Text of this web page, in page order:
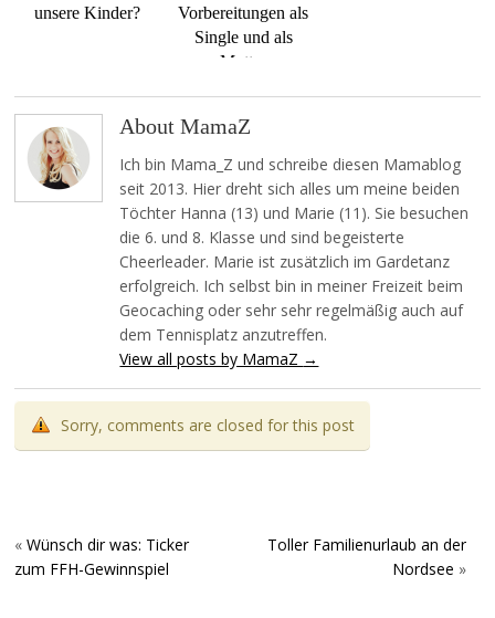
unsere Kinder?
Vorbereitungen als
Single und als
Mutter
About MamaZ
Ich bin Mama_Z und schreibe diesen Mamablog
seit 2013. Hier dreht sich alles um meine beiden
Töchter Hanna (13) und Marie (11). Sie besuchen
die 6. und 8. Klasse und sind begeisterte
Cheerleader. Marie ist zusätzlich im Gardetanz
erfolgreich. Ich selbst bin in meiner Freizeit beim
Geocaching oder sehr sehr regelmäßig auch auf
dem Tennisplatz anzutreffen.
View all posts by MamaZ →
Sorry, comments are closed for this post
«Wünsch dir was: Ticker
zum FFH-Gewinnspiel
Toller Familienurlaub an der
Nordsee »